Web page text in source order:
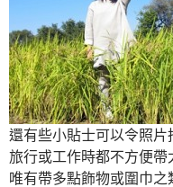
還有些小貼士可以令照片
旅行或工作時都不方便帶
唯有帶多點飾物或圍巾之